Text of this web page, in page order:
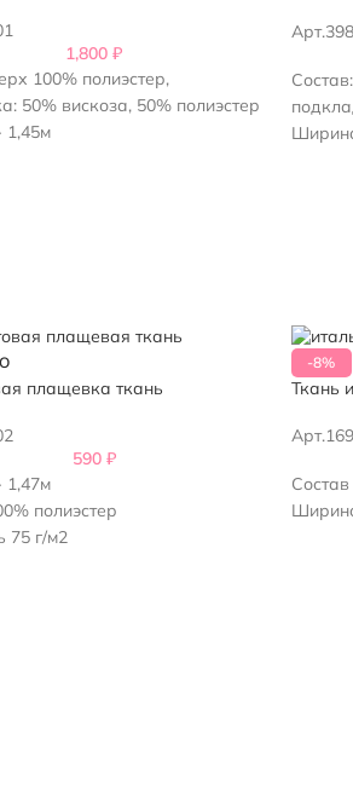
1,800₽
100% полиэстер,
50% вискоза, 50% полиэстер
плащевка ткань
590 ₽
полиэстер
75 г/м2
-8%
Ткань